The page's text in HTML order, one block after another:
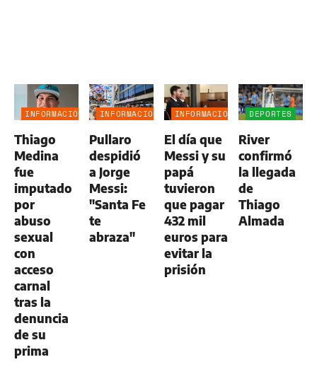
INFORMACIÓN
Thiago
Medina
fue
imputado
por
abuso
sexual
con
acceso
carnal
tras la
denuncia
de su
prima
INFORMACIÓN
Pullaro
despidió
a Jorge
Messi:
"Santa Fe
te
abraza"
INFORMACIÓN
El día que
Messi y su
papá
tuvieron
que pagar
432 mil
euros para
evitar la
prisión
DEPORTES
River
confirmó
la llegada
de
Thiago
Almada